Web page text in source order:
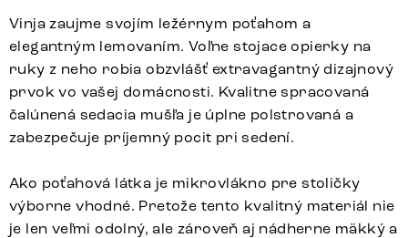
Vinja zaujme svojím ležérnym poťahom a
elegantným lemovaním. Voľne stojace opierky na
ruky z neho robia obzvlášť extravagantný dizajnový
prvok vo vašej domácnosti. Kvalitne spracovaná
čalúnená sedacia mušľa je úplne polstrovaná a
zabezpečuje príjemný pocit pri sedení.
Ako poťahová látka je mikrovlákno pre stoličky
výborne vhodné. Pretože tento kvalitný materiál nie
je len veľmi odolný, ale zároveň aj nádherne mäkký a